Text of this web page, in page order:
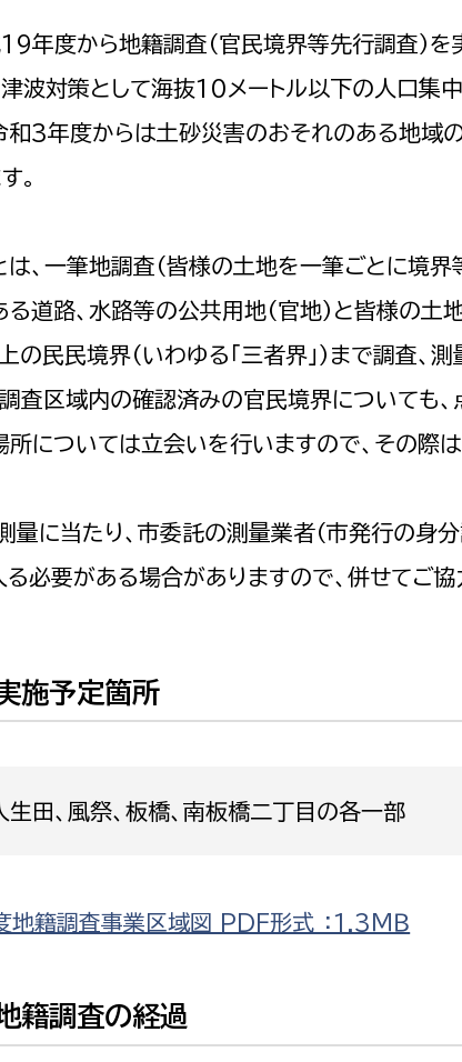
都市基盤
観光
消防
市議会
画課
子ども若者部
子ども政策課
子ども若者支援課
保育課
会計管理者
保健給食課
年度から地籍調査（官民境界等先行調査）
波対策として海抜10メートル以下の人口集
和3年度からは土砂災害のおそれのある地域
。
、一筆地調査（皆様の土地を一筆ごとに境界
道路、水路等の公共用地（官地）と皆様の土
の民民境界（いわゆる「三者界」）まで調査、測
査区域内の確認済みの官民境界についても、
については立会いを行いますので、その際
量に当たり、市委託の測量業者（市発行の身
必要がある場合がありますので、併せてご協
施予定箇所
田、風祭、板橋、南板橋二丁目の各一部
地籍調査事業区域図 PDF形式 ：1.3ＭＢ
籍調査の経過